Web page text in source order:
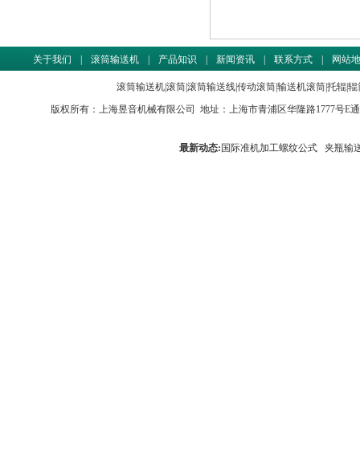
关于我们 滚筒输送机 产品知识 新闻资讯 联系方式 网站
滚筒输送机|滚筒|滚筒输送线|传动滚筒|输送机滚筒|托辊|辊
版权所有： 上海昱音机械有限公司 地址：上海市青浦区华隆路1777号E
最新动态: 国际准机加工螺纹公式 夹瓶输